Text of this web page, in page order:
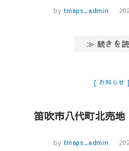
by tmaps_admin
≫ 続きを
お知らせ
笛吹市八代町北売
by tmaps_admin